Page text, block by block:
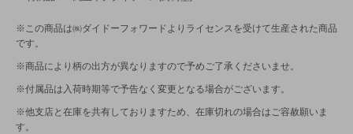
※この商品は㈱ダイドーフォワードよりライセンスを受けて生産された商品
です。
※商品により柄の出方が異なりますので予めご了承くださいませ。
※付属品は入荷時期等で予告なく変更となる場合がございます。
※他支店と在庫を共有しておりますため、在庫切れの場合はご容赦願いま
す。